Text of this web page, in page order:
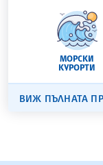
МОРСКИ
КУРОРТИ
ВИЖ ПЪЛНАТА